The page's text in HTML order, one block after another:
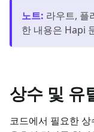
노트: 라우트, 플
한 내용은 Hapi
상수 및 유
코드에서 필요한